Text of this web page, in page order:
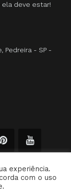
ela deve estar!
Pedreira - SP -
experiência.
com o uso